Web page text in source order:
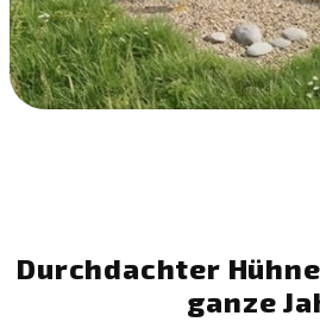
Durchdachter
ganze